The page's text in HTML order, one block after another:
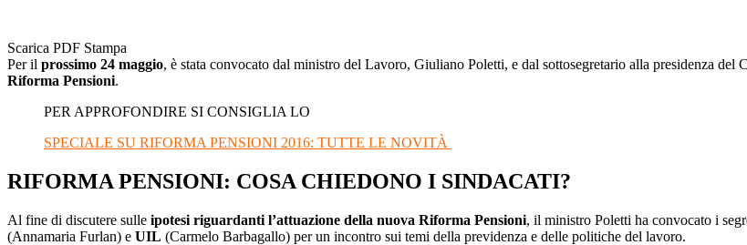
Scarica PDF Stampa
Per il prossimo 24 maggio, è stata convocato dal ministro del Lavoro, Giuliano Poletti, e dal sottosegretario alla presidenza
Riforma Pensioni.
PER APPROFONDIRE SI CONSIGLIA LO
SPECIALE SU RIFORMA PENSIONI 2016: TUTTE LE NOVITÀ
RIFORMA PENSIONI: COSA CHIEDONO I SINDACATI?
Al fine di discutere sulle ipotesi riguardanti l’attuazione della nuova Riforma Pensioni, il ministro Poletti ha convocato i
(Annamaria Furlan) e UIL (Carmelo Barbagallo) per un incontro sui temi della previdenza e delle politiche del lavoro.